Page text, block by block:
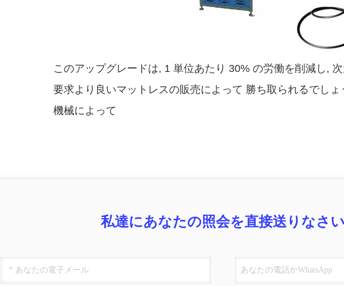
このアップグレードは, 1 単位あたり 30% の労働を削減し,
要求より良いマットレスの販売によって 勝ち取られるでしょ
機械によって
私達にあなたの照会を直接送りなさい